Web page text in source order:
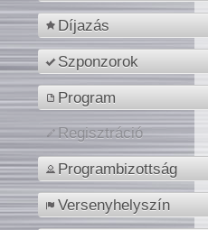
Díjazás
Szponzorok
Program
Regisztráció
Programbizottság
Versenyhelyszín